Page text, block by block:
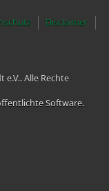
Disclaimer
Alle Rechte
Software.